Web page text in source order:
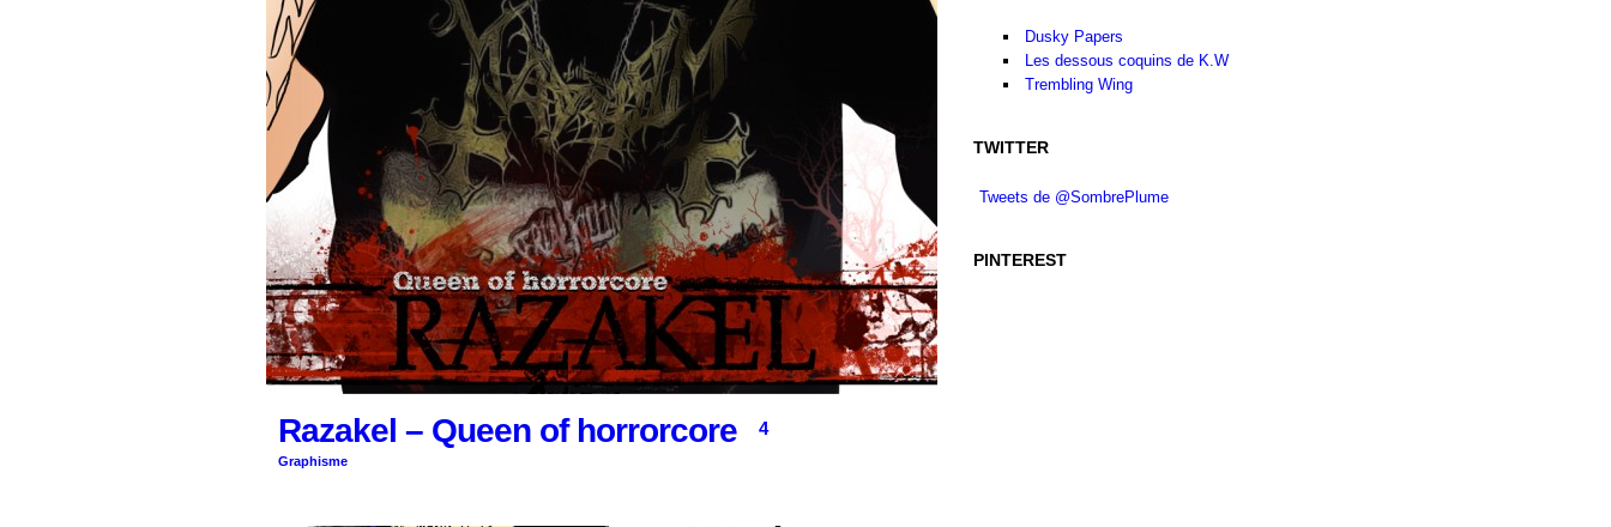
Razakel – Queen of horrorcore 4
Graphisme
Dusky Papers
Les dessous coquins de K.W
Trembling Wing
TWITTER
Tweets de @SombrePlume
PINTEREST